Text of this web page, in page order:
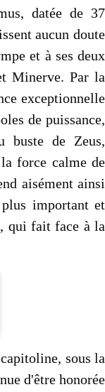
datée de 37
aucun doute
et à ses deux
Minerve. Par la
exceptionnelle
de puissance,
buste de Zeus,
force calme de
aisément ainsi
important et
qui fait face à la
sous la
d'être honorée